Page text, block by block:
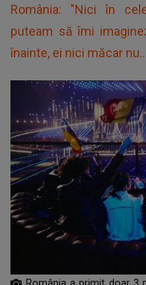
România: "Nici în
puteam să îmi
înainte, ei nici măcar nu..